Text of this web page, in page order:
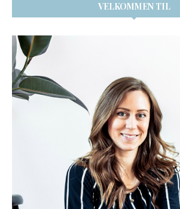
VELKOMMEN TIL